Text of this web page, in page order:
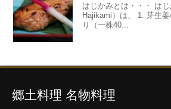
はじかみとは・・・ はじ
Hajikami）は、 1. 芽生
り（一株40...
郷土料理 名物料理